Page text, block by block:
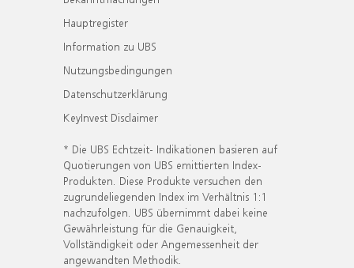
Hauptregister
Information zu UBS
Nutzungsbedingungen
Datenschutzerklärung
KeyInvest Disclaimer
* Die UBS Echtzeit- Indikationen basieren auf
Quotierungen von UBS emittierten Index-
Produkten. Diese Produkte versuchen den
zugrundeliegenden Index im Verhältnis 1:1
nachzufolgen. UBS übernimmt dabei keine
Gewährleistung für die Genauigkeit,
Vollständigkeit oder Angemessenheit der
angewandten Methodik.